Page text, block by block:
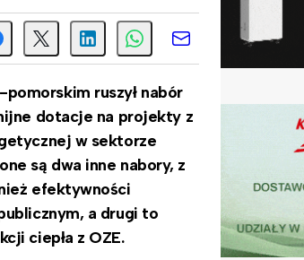
ruszył nabór
dotacje na projekty z
w sektorze
są dwa inne nabory, z
efektywności
a drugi to
ciepła z OZE.